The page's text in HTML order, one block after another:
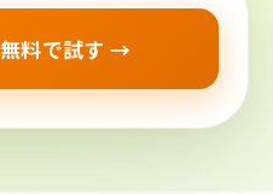
料で試す →